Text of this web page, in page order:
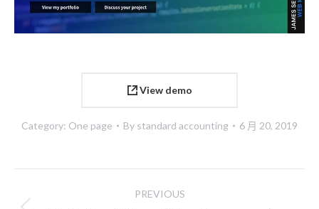
View demo
Category: One page By standard accounting 6 月 20, 2019
ProjectPREVIOUS